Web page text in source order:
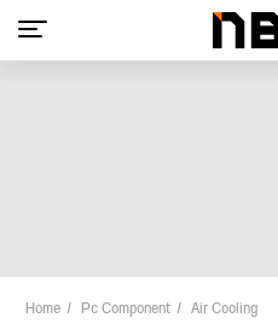
Home Pc Component Air Cooling